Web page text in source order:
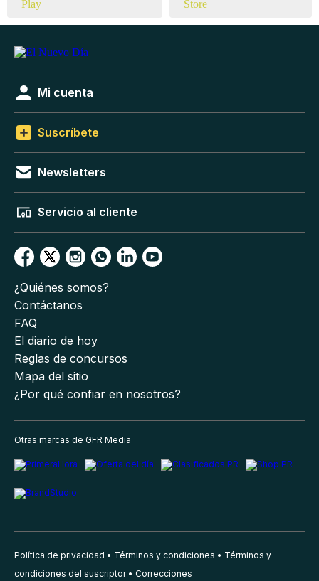
Mi cuenta
Suscríbete
Newsletters
Servicio al cliente
¿Quiénes somos?
Contáctanos
FAQ
El diario de hoy
Reglas de concursos
Mapa del sitio
¿Por qué confiar en nosotros?
Otras marcas de GFR Media
Política de privacidad Términos y condiciones
Términos y
condiciones del suscriptor
Correcciones